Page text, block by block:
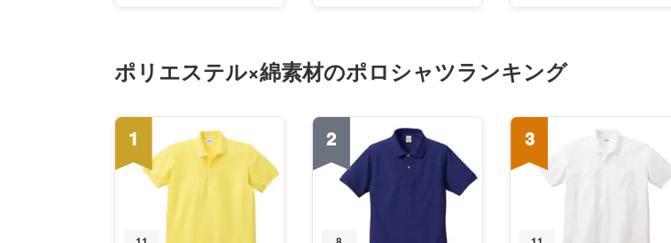
ポリエステル×綿素材のポロシャツランキング
1 2 3